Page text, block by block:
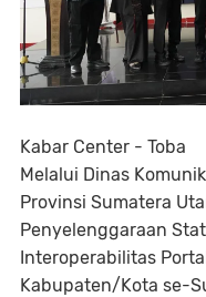
Kabar Center - Toba
Melalui Dinas
Provinsi Sumatera
Penyelenggaraan
Interoperabilitas
Kabupaten/Kota se-